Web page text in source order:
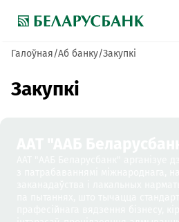
Галоўная Аб банку Закупкі
Закупкі